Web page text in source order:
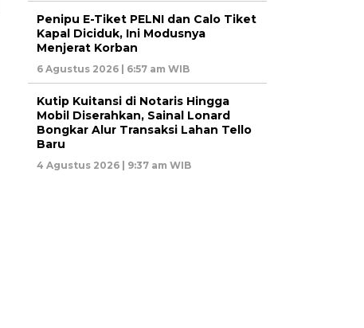
Penipu E-Tiket PELNI dan Calo Tiket
Kapal Diciduk, Ini Modusnya
Menjerat Korban
6 Agustus 2026 | 6:57 am WIB
Kutip Kuitansi di Notaris Hingga
Mobil Diserahkan, Sainal Lonard
Bongkar Alur Transaksi Lahan Tello
Baru
4 Agustus 2026 | 9:37 am WIB